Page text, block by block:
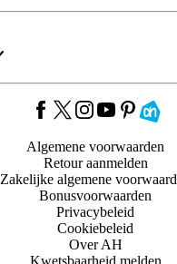
Algemene voorwaarden
Retour aanmelden
Zakelijke algemene
Bonusvoorwaarden
Privacybeleid
Cookiebeleid
Over AH
Kwetsbaarheid melden